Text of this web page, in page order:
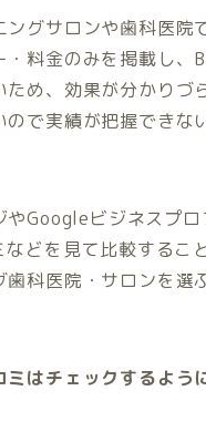
ングサロンや歯科医院
・料金のみを掲載し
め、効果が分かりづ
ので実績が把握できな
やGoogleビジネスプロ
などを見て比較するこ
歯科医院・サロンを選
ミはチェックするよう